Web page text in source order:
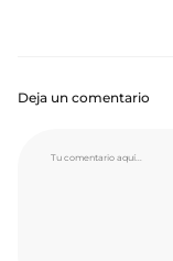
Deja un comentario